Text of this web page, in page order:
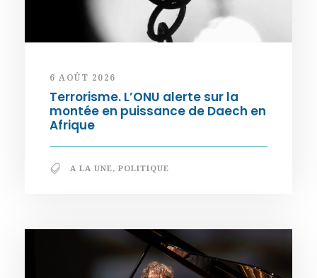
6 AOÛT 2026
Terrorisme. L’ONU alerte sur la
montée en puissance de Daech en
Afrique
A LA UNE, POLITIQUE